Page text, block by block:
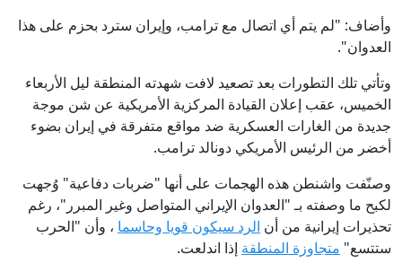
وأضاف: "لم يتم أي اتصال مع ترامب، وإيران سترد بحزم على هذا
العدوان".
وتأتي تلك التطورات بعد تصعيد لافت شهدته المنطقة ليل الأربعاء
الخميس، عقب إعلان القيادة المركزية الأمريكية عن شن موجة
جديدة من الغارات العسكرية ضد مواقع متفرقة في إيران بضوء
أخضر من الرئيس الأمريكي دونالد ترامب.
وصنّفت واشنطن هذه الهجمات على أنها "ضربات دفاعية" وُجهت
لكبح ما وصفته بـ "العدوان الإيراني المتواصل وغير المبرر"، رغم
تحذيرات إيرانية من أن الرد سيكون قويا وحاسما ، وأن "الحرب
ستتسع" متجاوزة المنطقة إذا اندلعت.